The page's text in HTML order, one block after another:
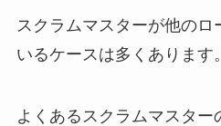
スクラムマスターが他のロ
いるケースは多くあります。
よくあるスクラムマスター